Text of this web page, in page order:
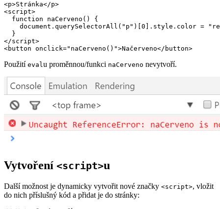
<p>Stránka</p>
<script>
  function naCerveno() {
document.querySelectorAll("p")[0].style.color =
  }
</script>
<button onclick="naCerveno()">Načerveno</button>
Použití evalu proměnnou/funkci naCerveno nevytvoří.
Vytvoření <script>u
Další možnost je dynamicky vytvořit nové značky <script>, vložit
do nich příslušný kód a přidat je do stránky: